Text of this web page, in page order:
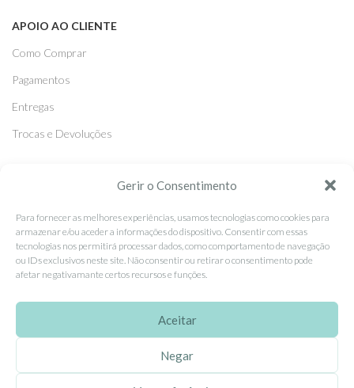
Gerir o Consentimento
Para fornecer as melhores experiências, usamos tecnologias como cookies para
armazenar e/ou aceder a informações do dispositivo. Consentir com essas
tecnologias nos permitirá processar dados, como comportamento de navegação
ou IDs exclusivos neste site. Não consentir ou retirar o consentimento pode
afetar negativamante certos recursos e funções.
Aceitar
Negar
APOIO AO CLIENTE
Como Comprar
Pagamentos
Entregas
Trocas e Devoluções
Facebook
Instagram
Pinterest
EhGoom2026 Criado porDumbanengue, Lda.